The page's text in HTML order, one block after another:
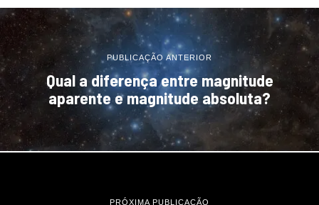
PUBLICAÇÃO ANTERIOR
Qual a diferença entre magnitude
aparente e magnitude absoluta?
PRÓXIMA PUBLICAÇÃO